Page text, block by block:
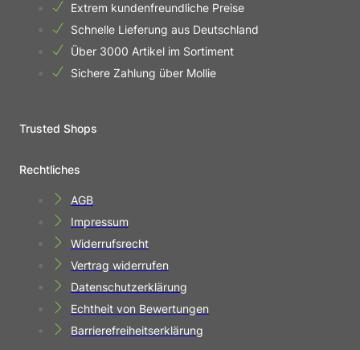
Extrem kundenfreundliche Preise
Schnelle Lieferung aus Deutschland
Über 3000 Artikel im Sortiment
Sichere Zahlung über Mollie
Trusted Shops
Rechtliches
AGB
Impressum
Widerrufsrecht
Vertrag widerrufen
Datenschutzerklärung
Echtheit von Bewertungen
Barrierefreiheitserklärung